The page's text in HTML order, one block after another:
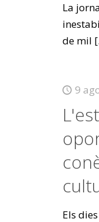
La
de mil
9
Els